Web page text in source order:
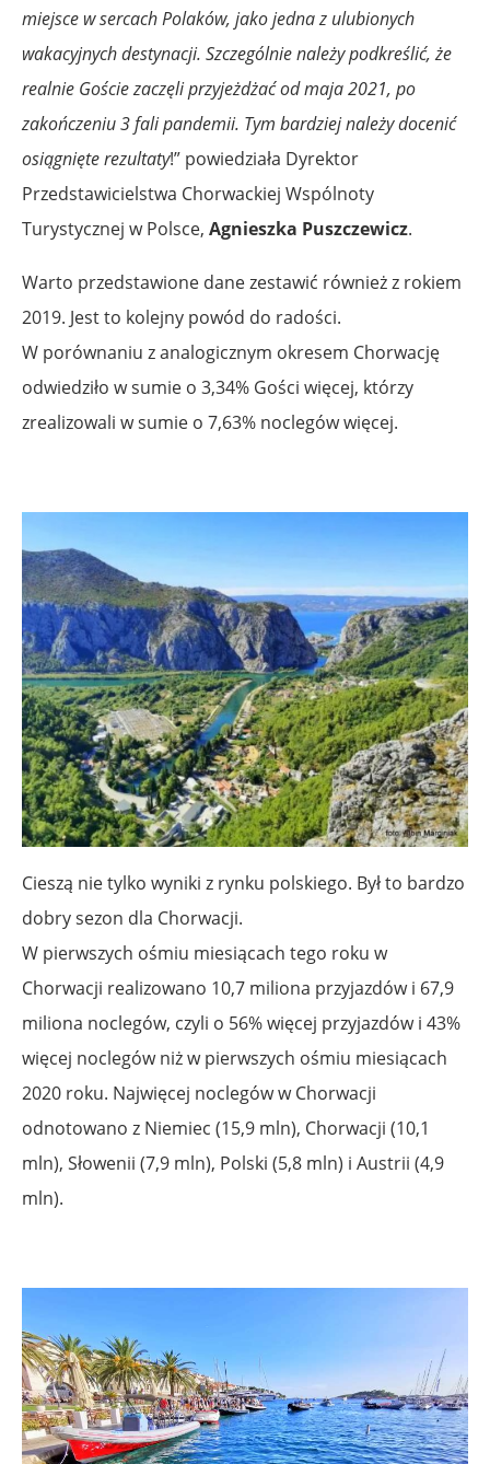
miejsce w sercach Polaków, jako jedna z ulubionych
wakacyjnych destynacji. Szczególnie należy podkreślić, że
realnie Goście zaczęli przyjeżdżać od maja 2021, po
zakończeniu 3 fali pandemii. Tym bardziej należy docenić
osiągnięte rezultaty!” powiedziała Dyrektor
Przedstawicielstwa Chorwackiej Wspólnoty
Turystycznej w Polsce, Agnieszka Puszczewicz.
Warto przedstawione dane zestawić również z rokiem
2019. Jest to kolejny powód do radości.
W porównaniu z analogicznym okresem Chorwację
odwiedziło w sumie o 3,34% Gości więcej, którzy
zrealizowali w sumie o 7,63% noclegów więcej.
Cieszą nie tylko wyniki z rynku polskiego. Był to bardzo
dobry sezon dla Chorwacji.
W pierwszych ośmiu miesiącach tego roku w
Chorwacji realizowano 10,7 miliona przyjazdów i 67,9
miliona noclegów, czyli o 56% więcej przyjazdów i 43%
więcej noclegów niż w pierwszych ośmiu miesiącach
2020 roku. Najwięcej noclegów w Chorwacji
odnotowano z Niemiec (15,9 mln), Chorwacji (10,1
mln), Słowenii (7,9 mln), Polski (5,8 mln) i Austrii (4,9
mln).